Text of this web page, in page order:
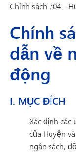
Chính sách 704 -
Chính
dẫn về
động
I. MỤC ĐÍCH
Xác định
của Huyện
ngân sách,